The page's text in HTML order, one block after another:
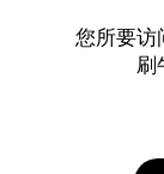
您所要访
刷